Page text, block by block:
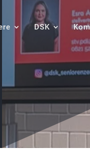
DSK